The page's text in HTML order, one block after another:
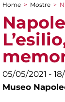
Tu sei qui
Home > Mostre >
05/05/2021 -
Museo